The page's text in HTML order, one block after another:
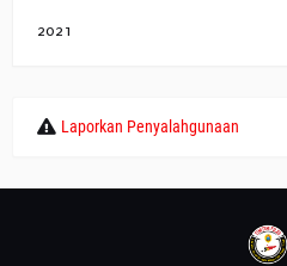
2021
Laporkan Penyalahgunaan